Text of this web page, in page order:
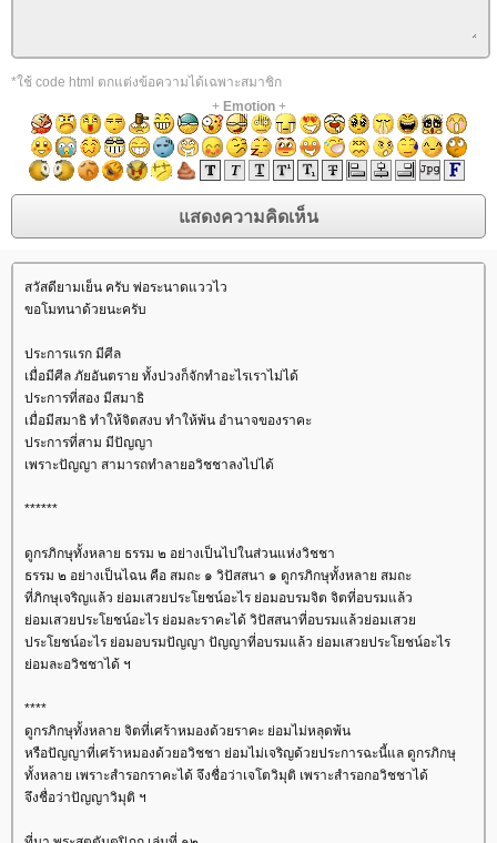
*ใช้ code html ตกแต่งข้อความได้เฉพาะสมาชิก
+ Emotion+
สวัสดียามเย็น ครับ พ่อระนาดแววไว
ขอโมทนาด้วยนะครับ
ประการแรก มีศีล
เมื่อมีศีล ภัยอันตราย ทั้งปวงก็จักทำอะไรเราไม่ได้
ประการที่สอง มีสมาธิ
เมื่อมีสมาธิ ทำให้จิตสงบ ทำให้พ้น อำนาจของราคะ
ประการที่สาม มีปัญญา
เพราะปัญญา สามารถทำลายอวิชชาลงไปได้
******
ดูกรภิกษุทั้งหลาย ธรรม ๒ อย่างเป็นไปในส่วนแห่งวิชชา
ธรรม ๒ อย่างเป็นไฉน คือ สมถะ ๑ วิปัสสนา ๑ ดูกรภิกษุทั้งหลาย สมถะ
ที่ภิกษุเจริญแล้ว ย่อมเสวยประโยชน์อะไร ย่อมอบรมจิต จิตที่อบรมแล้ว
่อมเสวยประโยชน์อะไร ย่อมละราคะได้ วิปัสสนาที่อบรมแล้วย่อมเสว
ประโยชน์อะไร ย่อมอบรมปัญญา ปัญญาที่อบรมแล้ว ย่อมเสวยประโยชน์อะไร
่อมละอวิชชาได้ ฯ
****
ดูกรภิกษุทั้งหลาย จิตที่เศร้าหมองด้วยราคะ ย่อมไม่หลุดพ้น
หรือปัญญาที่เศร้าหมองด้วยอวิชชา ย่อมไม่เจริญด้วยประการฉะนี้แล ดูกรภิกษุ
ทั้งหลาย เพราะสำรอกราคะได้ จึงชื่อว่าเจโตวิมุติ เพราะสำรอกอวิชชาได้
จึงชื่อว่าปัญญาวิมุติ ฯ